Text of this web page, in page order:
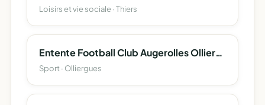
Loisirs et vie sociale · Thiers
Entente Football Club Augerolles Olliergues
Sport · Olliergues